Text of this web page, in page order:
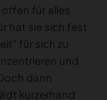
für alles
hat sie sich fest
für sich zu
und
dann
kurzerhand